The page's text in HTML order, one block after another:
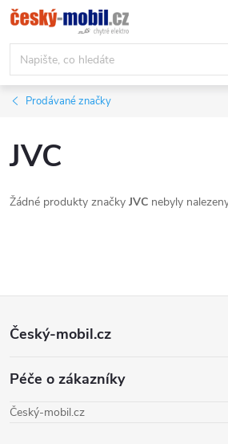
Přejít
na
obsah
Prodávané značky
JVC
Žádné produkty značky JVC nebyly
Z
p
Český-mobil.cz
Péče o zákazníky
Český-mobil.cz